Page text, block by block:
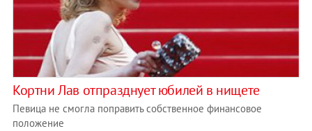
Кортни Лав отпразднует юбилей в нищете
Певица не смогла поправить собственное финансовое
положение